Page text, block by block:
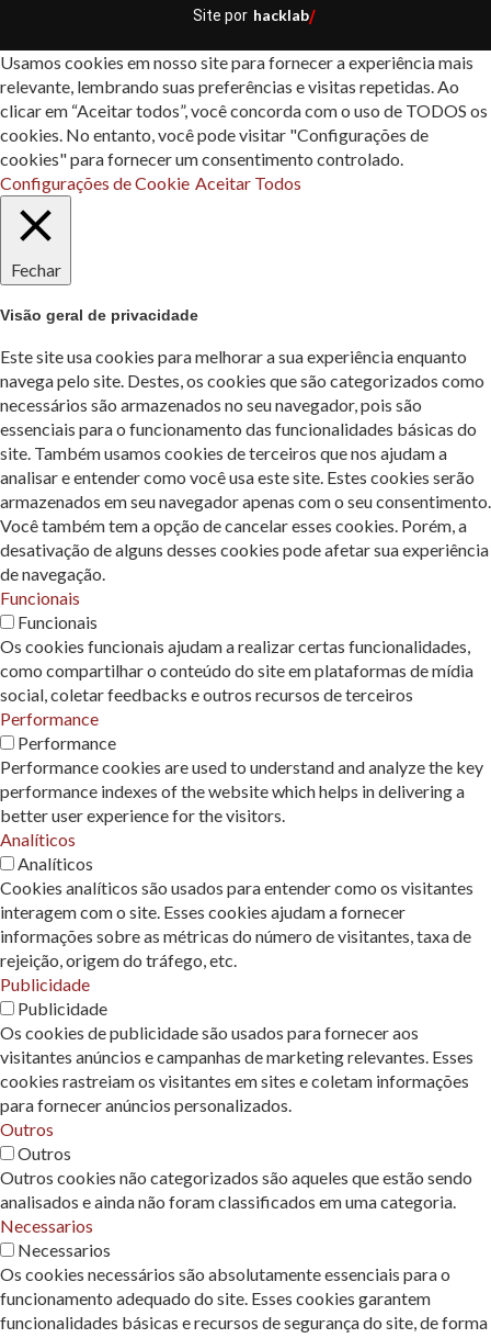
Site por hacklab/
Usamos cookies em nosso site para fornecer a experiência mais
relevante, lembrando suas preferências e visitas repetidas. Ao
clicar em “Aceitar todos”, você concorda com o uso de TODOS os
cookies. No entanto, você pode visitar "Configurações de
cookies" para fornecer um consentimento controlado.
Configurações de Cookie Aceitar Todos
Fechar
Visão geral de privacidade
Este site usa cookies para melhorar a sua experiência enquanto
navega pelo site. Destes, os cookies que são categorizados como
necessários são armazenados no seu navegador, pois são
essenciais para o funcionamento das funcionalidades básicas do
site. Também usamos cookies de terceiros que nos ajudam a
analisar e entender como você usa este site. Estes cookies serão
armazenados em seu navegador apenas com o seu consentimento.
Você também tem a opção de cancelar esses cookies. Porém, a
desativação de alguns desses cookies pode afetar sua experiência
de navegação.
Funcionais
Funcionais
Os cookies funcionais ajudam a realizar certas funcionalidades,
como compartilhar o conteúdo do site em plataformas de mídia
social, coletar feedbacks e outros recursos de terceiros
Performance
Performance
Performance cookies are used to understand and analyze the key
performance indexes of the website which helps in delivering a
better user experience for the visitors.
Analíticos
Analíticos
Cookies analíticos são usados ​​para entender como os visitantes
interagem com o site. Esses cookies ajudam a fornecer
informações sobre as métricas do número de visitantes, taxa de
rejeição, origem do tráfego, etc.
Publicidade
Publicidade
Os cookies de publicidade são usados ​​para fornecer aos
visitantes anúncios e campanhas de marketing relevantes. Esses
cookies rastreiam os visitantes em sites e coletam informações
para fornecer anúncios personalizados.
Outros
Outros
Outros cookies não categorizados são aqueles que estão sendo
analisados ​​e ainda não foram classificados em uma categoria.
Necessarios
Necessarios
Os cookies necessários são absolutamente essenciais para o
funcionamento adequado do site. Esses cookies garantem
funcionalidades básicas e recursos de segurança do site, de forma